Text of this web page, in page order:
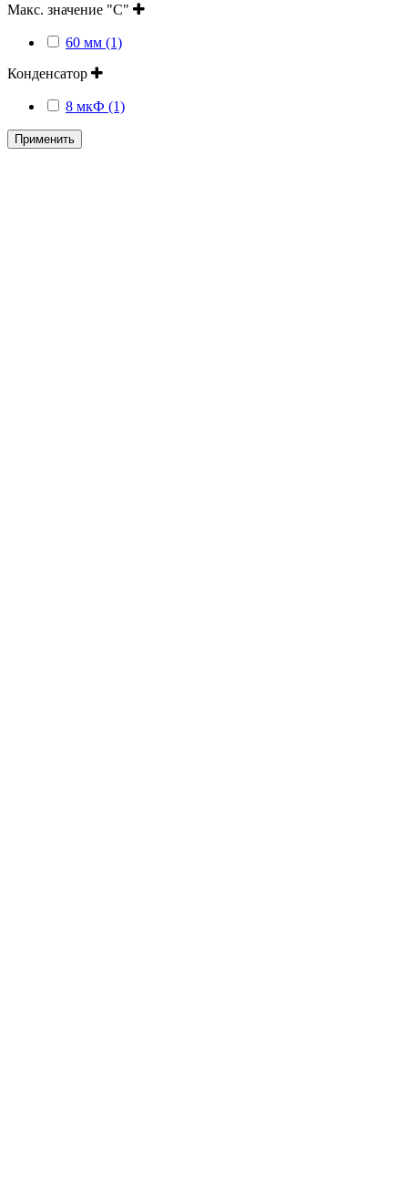
Макс. значение "С"
60 мм (1)
Конденсатор
8 мкФ (1)
Применить